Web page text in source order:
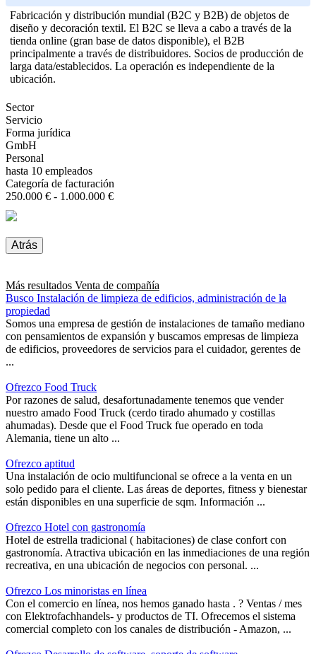
Fabricación y distribución mundial (B2C y B2B) de objetos de
diseño y decoración textil. El B2C se lleva a cabo a través de la
tienda online (gran base de datos disponible), el B2B
principalmente a través de distribuidores. Socios de producción de
larga data/establecidos. La operación es independiente de la
ubicación.
Sector
Servicio
Forma jurídica
GmbH
Personal
hasta 10 empleados
Categoría de facturación
250.000 € - 1.000.000 €
Atrás
Más resultados Venta de compañía
Busco Instalación de limpieza de edificios, administración de la
propiedad
Somos una empresa de gestión de instalaciones de tamaño mediano
con pensamientos de expansión y buscamos empresas de limpieza
de edificios, proveedores de servicios para el cuidador, gerentes de
...
Ofrezco Food Truck
Por razones de salud, desafortunadamente tenemos que vender
nuestro amado Food Truck (cerdo tirado ahumado y costillas
ahumadas). Desde que el Food Truck fue operado en toda
Alemania, tiene un alto ...
Ofrezco aptitud
Una instalación de ocio multifuncional se ofrece a la venta en un
solo pedido para el cliente. Las áreas de deportes, fitness y bienestar
están disponibles en una superficie de sqm. Información ...
Ofrezco Hotel con gastronomía
Hotel de estrella tradicional ( habitaciones) de clase confort con
gastronomía. Atractiva ubicación en las inmediaciones de una región
recreativa, en una ubicación de negocios con personal. ...
Ofrezco Los minoristas en línea
Con el comercio en línea, nos hemos ganado hasta . ? Ventas / mes
con Elektrofachhandels- y productos de TI. Ofrecemos el sistema
comercial completo con los canales de distribución - Amazon, ...